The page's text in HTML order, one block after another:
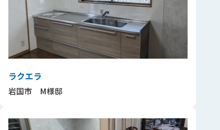
ラクエラ
岩国市 M様邸